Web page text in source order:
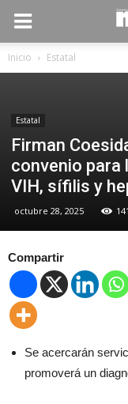
Inicio Estatal
Estatal
Firman
convenio para
VIH, sífilis y
octubre 28, 2025 141
Compartir
Se acercarán
promoverá un